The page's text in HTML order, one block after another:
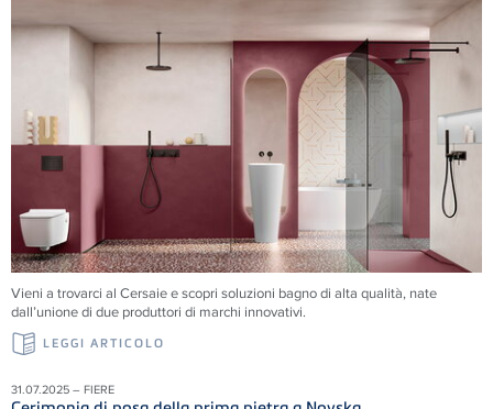
Vieni a trovarci al Cersaie e scopri soluzioni bagno di alta qualità, nate
dall’unione di due produttori di marchi innovativi.
LEGGI ARTICOLO
31.07.2025 – FIERE